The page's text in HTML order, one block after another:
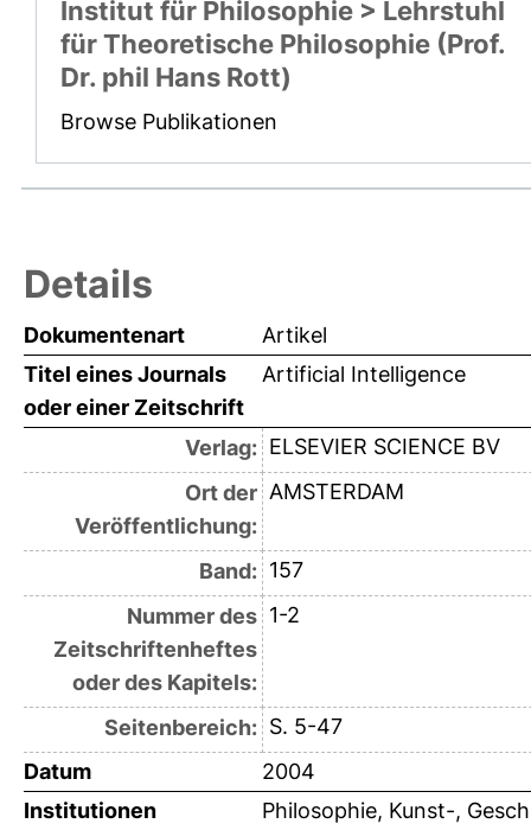
Institut für Philosophie > Lehrstuhl
für Theoretische Philosophie (Prof.
Dr. phil Hans Rott)
Browse Publikationen
Details
Dokumentenart
Artikel
Titel eines Journals
oder einer Zeitschrift
Artificial Intelligence
Verlag: ELSEVIER SCIENCE BV
Ort der
Veröffentlichung:
AMSTERDAM
Band: 157
Nummer des
Zeitschriftenheftes
oder des Kapitels:
1-2
Seitenbereich: S. 5-47
Datum
2004
Institutionen
Philosophie, Kunst-,